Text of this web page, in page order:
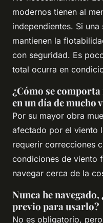
modernos tienen al
independientes. Si
mantienen la
con seguridad. Es
total ocurra en
¿Cómo se
en un día de mucho
Por su mayor obra
afectado por el viento
requerir correcciones
condiciones de viento
navegar cerca de la
Nunca he
previo para usarlo?
No es obligatorio,